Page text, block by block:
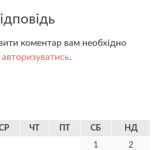
коментар вам необхідно
авторизуватись.
ЧТ СБ НД
1 2